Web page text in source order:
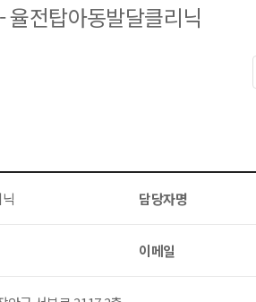
전탑아동발달클리닉
담당자명
이메일